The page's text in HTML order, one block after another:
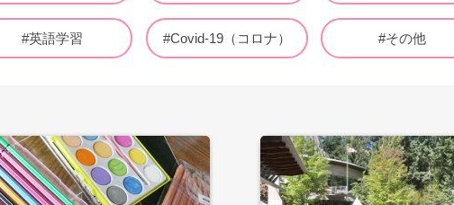
#英語学習 #Covid-19（コロナ） #その他